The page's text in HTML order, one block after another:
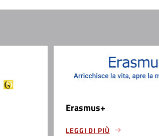
Erasmus+
LEGGI DI PIÙ